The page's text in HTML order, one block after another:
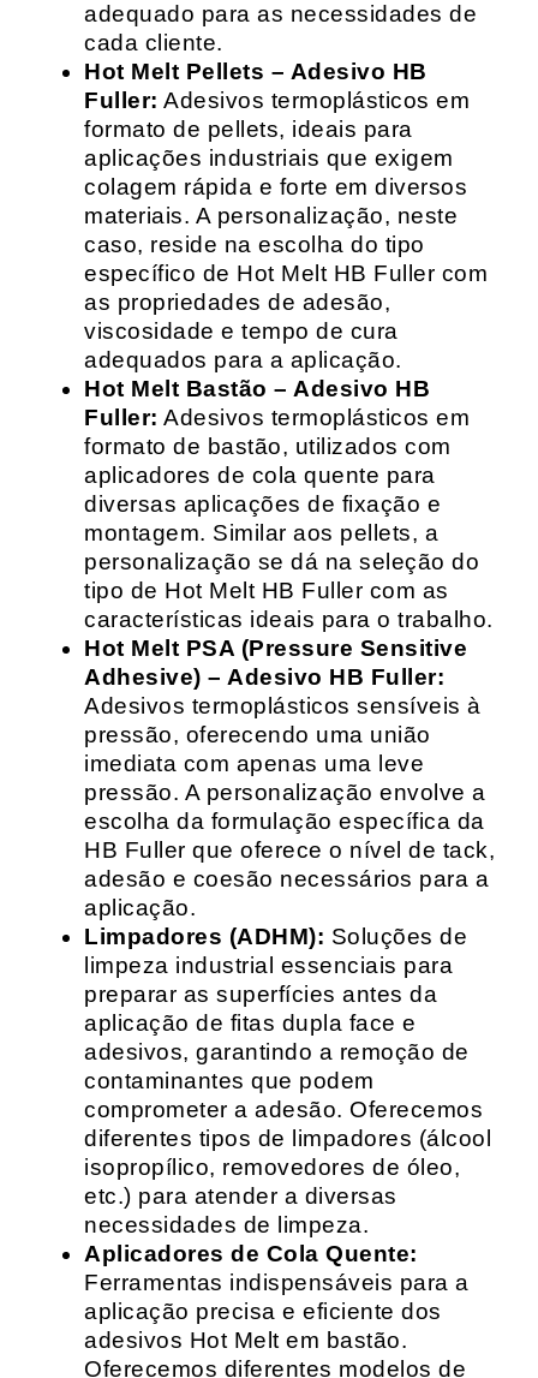
adequado para as necessidades de
cada cliente.
Hot Melt Pellets – Adesivo HB
Fuller: Adesivos termoplásticos em
formato de pellets, ideais para
aplicações industriais que exigem
colagem rápida e forte em diversos
materiais. A personalização, neste
caso, reside na escolha do tipo
específico de Hot Melt HB Fuller com
as propriedades de adesão,
viscosidade e tempo de cura
adequados para a aplicação.
Hot Melt Bastão – Adesivo HB
Fuller: Adesivos termoplásticos em
formato de bastão, utilizados com
aplicadores de cola quente para
diversas aplicações de fixação e
montagem. Similar aos pellets, a
personalização se dá na seleção do
tipo de Hot Melt HB Fuller com as
características ideais para o trabalho.
Hot Melt PSA (Pressure Sensitive
Adhesive) – Adesivo HB Fuller:
Adesivos termoplásticos sensíveis à
pressão, oferecendo uma união
imediata com apenas uma leve
pressão. A personalização envolve a
escolha da formulação específica da
HB Fuller que oferece o nível de tack,
adesão e coesão necessários para a
aplicação.
Limpadores (ADHM): Soluções de
limpeza industrial essenciais para
preparar as superfícies antes da
aplicação de fitas dupla face e
adesivos, garantindo a remoção de
contaminantes que podem
comprometer a adesão. Oferecemos
diferentes tipos de limpadores (álcool
isopropílico, removedores de óleo,
etc.) para atender a diversas
necessidades de limpeza.
Aplicadores de Cola Quente:
Ferramentas indispensáveis para a
aplicação precisa e eficiente dos
adesivos Hot Melt em bastão.
Oferecemos diferentes modelos de